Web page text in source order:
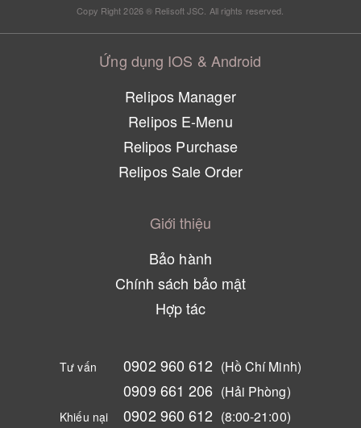
Copy Right 2026 ® Relisoft JSC. All rights reserved.
Ứng dụng IOS & Android
Relipos Manager
Relipos E-Menu
Relipos Purchase
Relipos Sale Order
Giới thiệu
Bảo hành
Chính sách bảo mật
Hợp tác
Tư vấn 0902 960 612 (Hồ Chí Minh)
0909 661 206 (Hải Phòng)
Khiếu nại 0902 960 612 (8:00-21:00)